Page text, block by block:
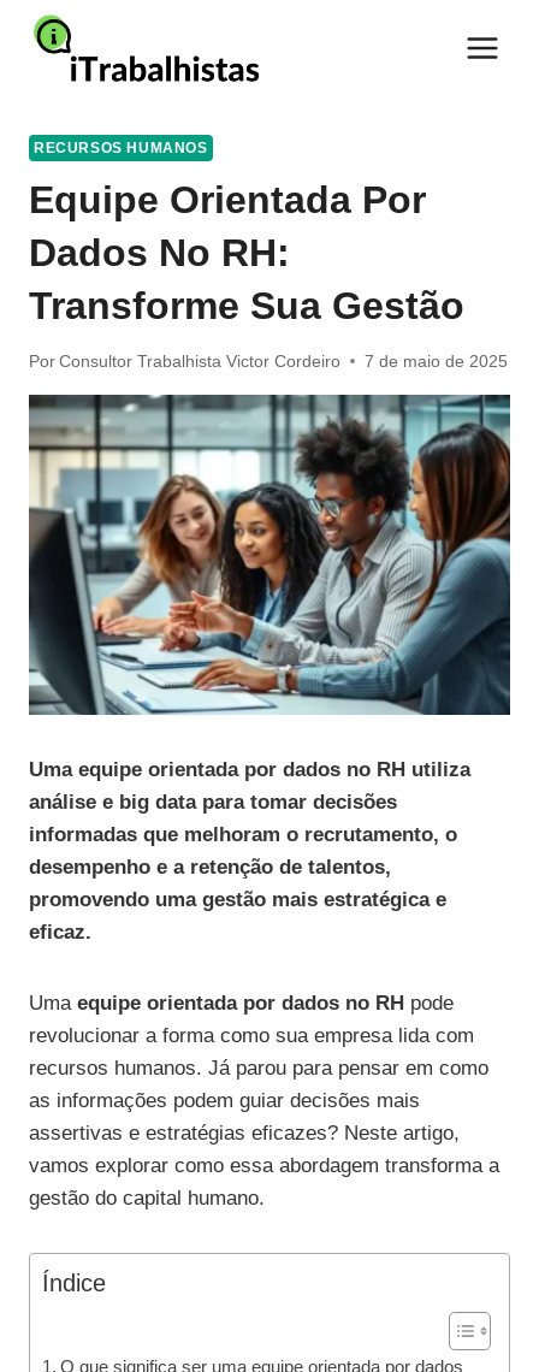
Pular
para
RECURSOS HUMANOS
Equipe Orientada Por
Dados No RH:
Transforme Sua Gestão
Por Consultor Trabalhista Victor Cordeiro 7 de maio de 2025
Uma equipe orientada por dados no RH utiliza
análise e big data para tomar decisões
informadas que melhoram o recrutamento, o
desempenho e a retenção de talentos,
promovendo uma gestão mais estratégica e
eficaz.
Uma equipe orientada por dados no RH pode
revolucionar a forma como sua empresa lida com
recursos humanos. Já parou para pensar em como
as informações podem guiar decisões mais
assertivas e estratégias eficazes? Neste artigo,
vamos explorar como essa abordagem transforma a
gestão do capital humano.
Índice
O que significa ser uma equipe orientada por dados